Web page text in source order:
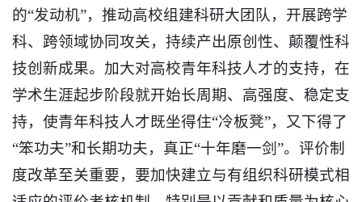
的“发动机”，推动高校组建科研大团队，开展跨学
科、跨领域协同攻关，持续产出原创性、颠覆性科
技创新成果。加大对高校青年科技人才的支持，在
学术生涯起步阶段就开始长周期、高强度、稳定支
持，使青年科技人才既坐得住“冷板凳”，又下得了
“笨功夫”和长期功夫，真正“十年磨一剑”。评价制
度改革至关重要，要加快建立与有组织科研模式相